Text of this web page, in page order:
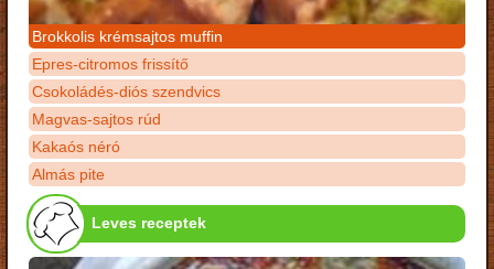
Brokkolis krémsajtos muffin
Epres-citromos frissítő
Csokoládés-diós szendvics
Magvas-sajtos rúd
Kakaós néró
Almás pite
Leves receptek